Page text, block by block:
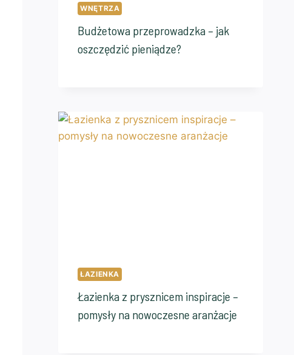
WNĘTRZA
Budżetowa przeprowadzka – jak
oszczędzić pieniądze?
ŁAZIENKA
Łazienka z prysznicem inspiracje –
pomysły na nowoczesne aranżacje